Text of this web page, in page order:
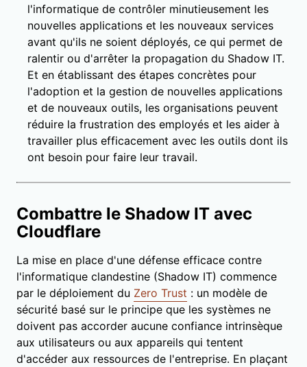
l'informatique de contrôler minutieusement les
nouvelles applications et les nouveaux services
avant qu'ils ne soient déployés, ce qui permet de
ralentir ou d'arrêter la propagation du Shadow IT.
Et en établissant des étapes concrètes pour
l'adoption et la gestion de nouvelles applications
et de nouveaux outils, les organisations peuvent
réduire la frustration des employés et les aider à
travailler plus efficacement avec les outils dont ils
ont besoin pour faire leur travail.
Combattre le Shadow IT avec
Cloudflare
La mise en place d'une défense efficace contre
l'informatique clandestine (Shadow IT) commence
par le déploiement du Zero Trust : un modèle de
sécurité basé sur le principe que les systèmes ne
doivent pas accorder aucune confiance intrinsèque
aux utilisateurs ou aux appareils qui tentent
d'accéder aux ressources de l'entreprise. En plaçant